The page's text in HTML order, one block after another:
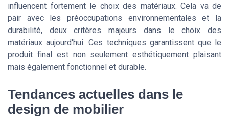
influencent fortement le choix des matériaux. Cela va de
pair avec les préoccupations environnementales et la
durabilité, deux critères majeurs dans le choix des
matériaux aujourd'hui. Ces techniques garantissent que le
produit final est non seulement esthétiquement plaisant
mais également fonctionnel et durable.
Tendances actuelles dans le
design de mobilier